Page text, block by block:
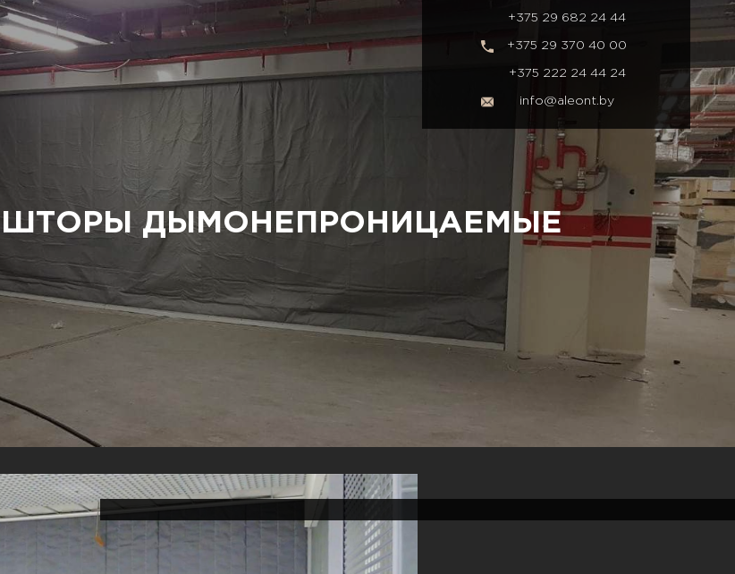
+375 29 682 24 44
+375 29 370 40 00
+375 222 24 44 24
info@aleont.by
ШТОРЫ ДЫМОНЕПРОНИЦАЕМЫЕ